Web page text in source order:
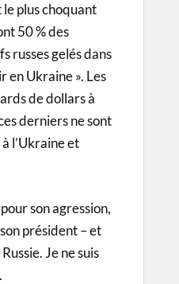
plus choquant
50 % des
russes gelés dans
en Ukraine ». Les
de dollars à
derniers ne sont
l’Ukraine et
son agression,
président – et
Je ne suis